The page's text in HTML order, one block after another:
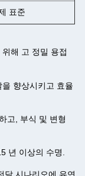
표준
해 고 정밀 용접
향상시키고 효율
고, 부식 및 변형
년 이상의 수명.